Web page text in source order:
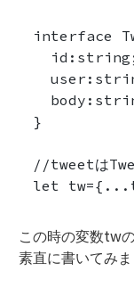
interface
}
//tweetは
この時の変数tw
素直に書いてみ